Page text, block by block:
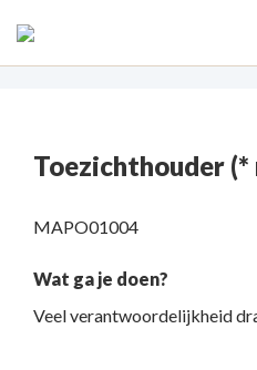
Toezichthouder (*
MAPO01004
Wat ga je doen?
Veel verantwoordelijkheid